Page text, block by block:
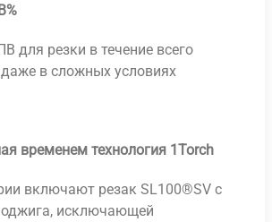
для резки в течение всего
в сложных условиях
временем технология 1Torch
включают резак SL100®SV с
исключающей